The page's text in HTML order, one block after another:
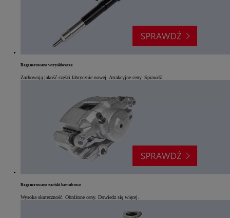
Regenerowane wtryskiwacze
Zachowują jakość części fabrycznie nowej. Atrakcyjne ceny. Sprawdź.
Regenerowane zaciski hamulcowe
Wysoka skuteczność. Obniżone ceny. Dowiedz się więcej.